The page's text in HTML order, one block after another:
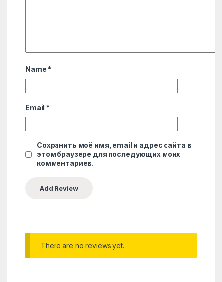
Name *
Email *
Сохранить моё имя, email и адрес сайта в
этом браузере для последующих моих
комментариев.
There are no reviews yet.